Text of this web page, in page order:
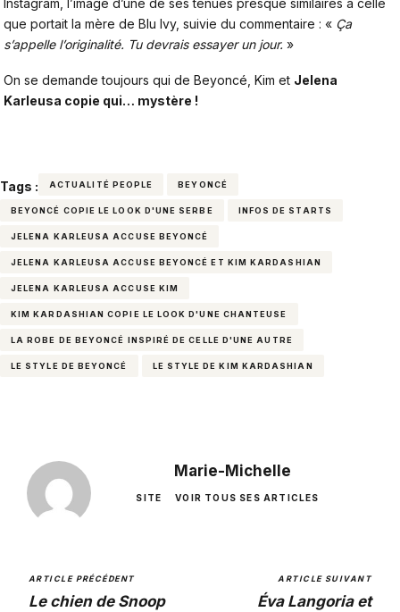
Instagram, l’image d’une de ses tenues presque similaires à celle
que portait la mère de Blu Ivy, suivie du commentaire : « Ça
s’appelle l’originalité. Tu devrais essayer un jour. »
On se demande toujours qui de Beyoncé, Kim et Jelena
Karleusa copie qui… mystère !
Tags : ACTUALITÉ PEOPLE BEYONCÉ
BEYONCÉ COPIE LE LOOK D'UNE SERBE INFOS DE STARTS
JELENA KARLEUSA ACCUSE BEYONCÉ
JELENA KARLEUSA ACCUSE BEYONCÉ ET KIM KARDASHIAN
JELENA KARLEUSA ACCUSE KIM
KIM KARDASHIAN COPIE LE LOOK D'UNE CHANTEUSE
LA ROBE DE BEYONCÉ INSPIRÉ DE CELLE D'UNE AUTRE
LE STYLE DE BEYONCÉ LE STYLE DE KIM KARDASHIAN
Marie-Michelle
SITE VOIR TOUS SES ARTICLES
ARTICLE PRÉCÉDENT
Le chien de Snoop
ARTICLE SUIVANT
Éva Langoria et